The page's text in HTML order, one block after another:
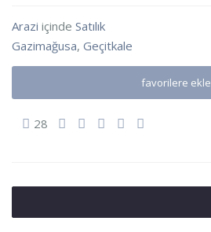
Arazi içinde Satılık
Gazimağusa, Geçitkale
favorilere ekle
28